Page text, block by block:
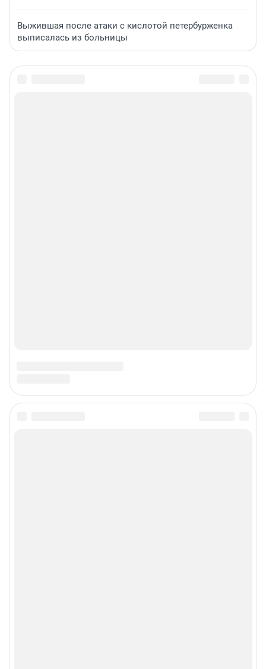
Выжившая после атаки с кислотой петербурженка
выписалась из больницы